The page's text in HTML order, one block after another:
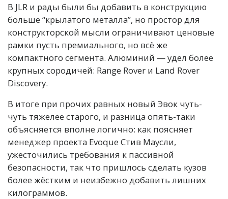
В JLR и рады были бы добавить в конструкцию
больше “крылатого металла”, но простор для
конструкторской мысли ограничивают ценовые
рамки пусть премиального, но всё же
компактного сегмента. Алюминий — удел более
крупных сородичей: Range Rover и Land Rover
Discovery.
В итоге при прочих равных новый Эвок чуть-
чуть тяжелее старого, и разница опять-таки
объясняется вполне логично: как поясняет
менеджер проекта Evoque Стив Маусли,
ужесточились требования к пассивной
безопасности, так что пришлось сделать кузов
более жёстким и неизбежно добавить лишних
килограммов.